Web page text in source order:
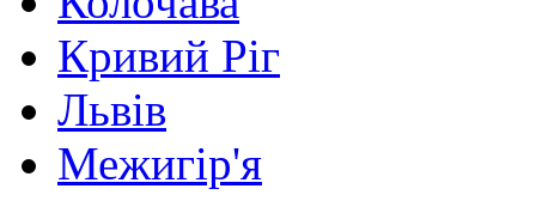
Кривий Ріг
Львів
Межигір'я